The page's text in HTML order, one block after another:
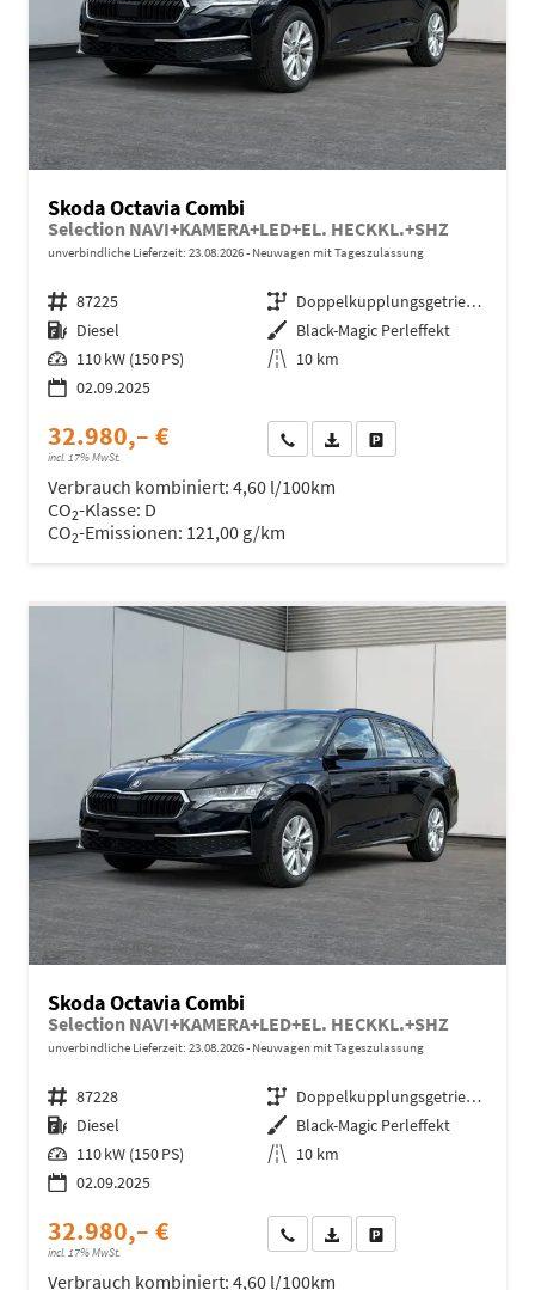
Skoda Octavia Combi
Selection NAVI+KAMERA+LED+EL. HECKKL.+SHZ
unverbindliche Lieferzeit: 23.08.2026 Neuwagen mit Tageszulassung
Fahrzeugnr. 87225 Getriebe
Doppelkupplungsgetriebe (DSG)
Kraftstoff Diesel Außenfarbe Black-Magic Perleffekt
Leistung 110 kW (150 PS) Kilometerstand 10 km
02.09.2025
32.980,– €
incl. 17% MwSt.
Wir rufen Sie anFahrzeugexposé (PDF)
Verbrauch kombiniert: 4,60 l/100km
CO2-Klasse: D
CO2-Emissionen: 121,00 g/km
Skoda Octavia Combi
Selection NAVI+KAMERA+LED+EL. HECKKL.+SHZ
unverbindliche Lieferzeit: 23.08.2026 Neuwagen mit Tageszulassung
Fahrzeugnr. 87228 Getriebe
Doppelkupplungsgetriebe (DSG)
Kraftstoff Diesel Außenfarbe Black-Magic Perleffekt
Leistung 110 kW (150 PS) Kilometerstand 10 km
02.09.2025
32.980,– €
incl. 17% MwSt.
Wir rufen Sie anFahrzeugexposé (PDF)
Verbrauch kombiniert: 4,60 l/100km